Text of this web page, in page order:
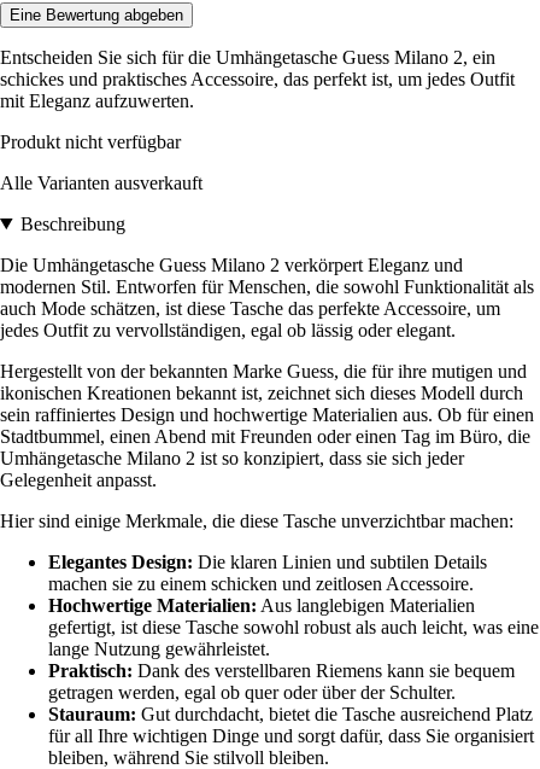
Eine Bewertung abgeben
Entscheiden Sie sich für die Umhängetasche Guess Milano 2, ein
schickes und praktisches Accessoire, das perfekt ist, um jedes Outfit
mit Eleganz aufzuwerten.
Produkt nicht verfügbar
Alle Varianten ausverkauft
Beschreibung
Die Umhängetasche Guess Milano 2 verkörpert Eleganz und
modernen Stil. Entworfen für Menschen, die sowohl Funktionalität als
auch Mode schätzen, ist diese Tasche das perfekte Accessoire, um
jedes Outfit zu vervollständigen, egal ob lässig oder elegant.
Hergestellt von der bekannten Marke Guess, die für ihre mutigen und
ikonischen Kreationen bekannt ist, zeichnet sich dieses Modell durch
sein raffiniertes Design und hochwertige Materialien aus. Ob für einen
Stadtbummel, einen Abend mit Freunden oder einen Tag im Büro, die
Umhängetasche Milano 2 ist so konzipiert, dass sie sich jeder
Gelegenheit anpasst.
Hier sind einige Merkmale, die diese Tasche unverzichtbar machen:
Elegantes Design: Die klaren Linien und subtilen Details
machen sie zu einem schicken und zeitlosen Accessoire.
Hochwertige Materialien: Aus langlebigen Materialien
gefertigt, ist diese Tasche sowohl robust als auch leicht, was eine
lange Nutzung gewährleistet.
Praktisch: Dank des verstellbaren Riemens kann sie bequem
getragen werden, egal ob quer oder über der Schulter.
Stauraum: Gut durchdacht, bietet die Tasche ausreichend Platz
für all Ihre wichtigen Dinge und sorgt dafür, dass Sie organisiert
bleiben, während Sie stilvoll bleiben.